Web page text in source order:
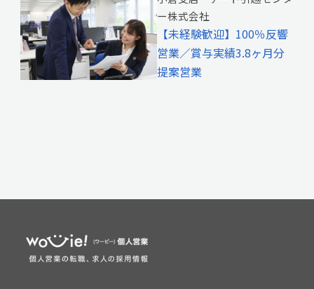
ー株式会社
【未経験歓迎】100％反響
営業／賞与実績3.8ヶ月分
提案営業